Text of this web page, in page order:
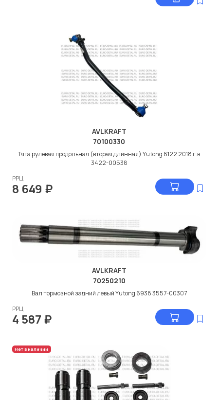
AVLKRAFT
70100330
Тяга рулевая продольная (вторая длинная) Yutong 6122 2018 г.в
3422-00538
РРЦ
8 649 ₽
AVLKRAFT
70250210
Вал тормозной задний левый Yutong 6938 3557-00307
РРЦ
4 587 ₽
Нет в наличии